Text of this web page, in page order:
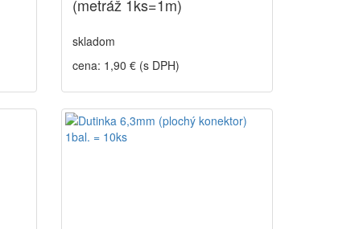
(metráž 1ks=1m)
skladom
cena: 1,90 € (s DPH)